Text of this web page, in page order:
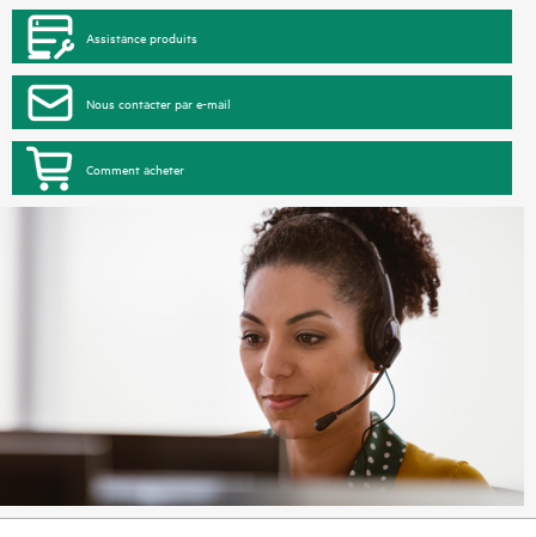
Assistance produits
Nous contacter par e-mail
Comment acheter